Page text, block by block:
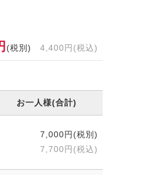
(税別) 4,400円(税込)
お一人様(合計)
7,000円(税別)
7,700円(税込)